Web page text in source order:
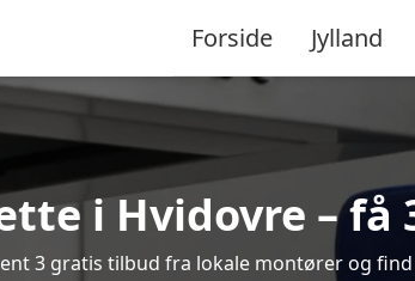
Forside Jylland
i Hvidovre – få
3 gratis tilbud fra lokale montører og